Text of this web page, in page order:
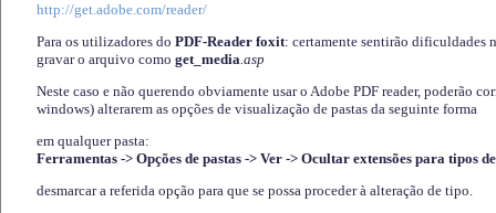
http://get.adobe.com/reader/
Para os utilizadores do PDF-Reader foxit: certamente sentirão dificuldades
gravar o arquivo como get_media.asp
Neste caso e não querendo obviamente usar o Adobe PDF reader, poderão
windows) alterarem as opções de visualização de pastas da seguinte forma
em qualquer pasta:
Ferramentas -> Opções de pastas -> Ver -> Ocultar extensões para tipos
desmarcar a referida opção para que se possa proceder à alteração de tipo.